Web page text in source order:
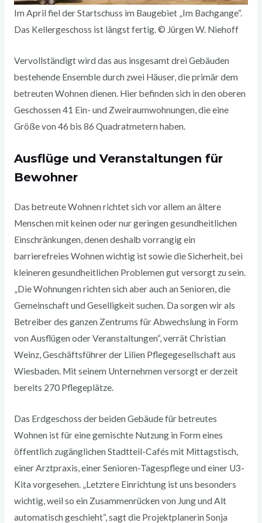
Im April fiel der Startschuss im Baugebiet „Im Bachgange“.
Das Kellergeschoss ist längst fertig. © Jürgen W. Niehoff
Vervollständigt wird das aus insgesamt drei Gebäuden
bestehende Ensemble durch zwei Häuser, die primär dem
betreuten Wohnen dienen. Hier befinden sich in den oberen
Geschossen 41 Ein- und Zweiraumwohnungen, die eine
Größe von 46 bis 86 Quadratmetern haben.
Ausflüge und Veranstaltungen für
Bewohner
Das betreute Wohnen richtet sich vor allem an ältere
Menschen mit keinen oder nur geringen gesundheitlichen
Einschränkungen, denen deshalb vorrangig ein
barrierefreies Wohnen wichtig ist sowie die Sicherheit, bei
kleineren gesundheitlichen Problemen gut versorgt zu sein.
„Die Wohnungen richten sich aber auch an Senioren, die
Gemeinschaft und Geselligkeit suchen. Da sorgen wir als
Betreiber des ganzen Zentrums für Abwechslung in Form
von Ausflügen oder Veranstaltungen“, verrät Christian
Weinz, Geschäftsführer der Lilien Pflegegesellschaft aus
Wiesbaden. Mit seinem Unternehmen versorgt er derzeit
bereits 270 Pflegeplätze.
Das Erdgeschoss der beiden Gebäude für betreutes
Wohnen ist für eine gemischte Nutzung in Form eines
öffentlich zugänglichen Stadtteil-Cafés mit Mittagstisch,
einer Arztpraxis, einer Senioren-Tagespflege und einer U3-
Kita vorgesehen. „Letztere Einrichtung ist uns besonders
wichtig, weil so ein Zusammenrücken von Jung und Alt
automatisch geschieht“, sagt die Projektplanerin Sonja